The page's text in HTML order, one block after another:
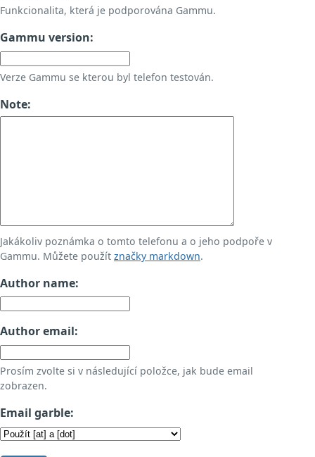
Funkcionalita, která je podporována Gammu.
Gammu version:
Verze Gammu se kterou byl telefon testován.
Note:
Jakákoliv poznámka o tomto telefonu a o jeho podpoře v
Gammu. Můžete použít značky markdown.
Author name:
Author email:
Prosím zvolte si v následující položce, jak bude email
zobrazen.
Email garble: